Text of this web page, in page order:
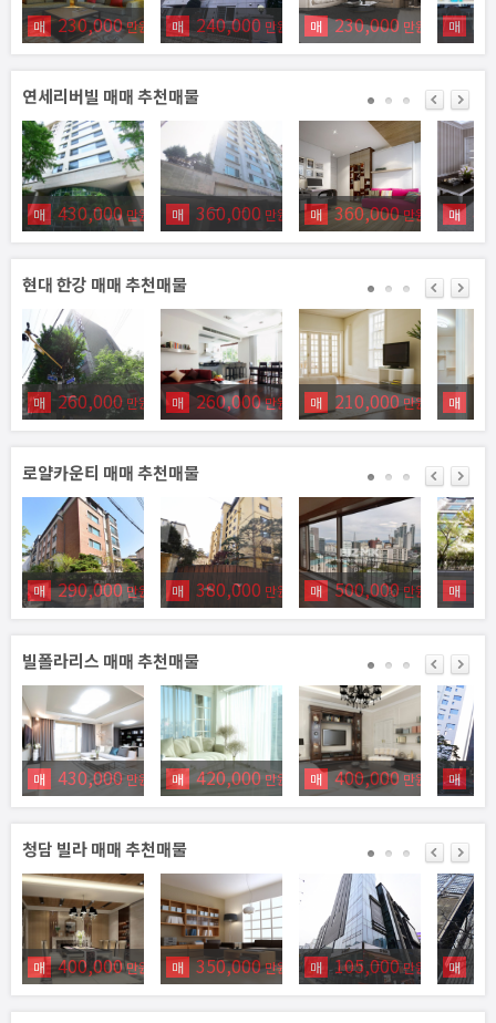
매 230,000 만원 매 240,000 만원 매 230,000 만원 매
연세리버빌 매매 추천매물
매 430,000 만원 매 360,000 만원 매 360,000만원 매
현대 한강 매매 추천매물
매 260,000 만원 매 260,000만원 매 210,000만원 매
로얄카운티 매매 추천매물
매 290,000 만원 매 380,000 만원 매 500,000 만원 매
빌폴라리스 매매 추천매물
매 430,000 만원 매 420,000 만원 매 400,000 만원 매
청담 빌라 매매 추천매물
매 400,000만원 매 350,000만원 매 105,000만원 매